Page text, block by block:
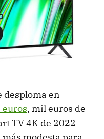
desploma en
euros, mil euros de
TV 4K de 2022